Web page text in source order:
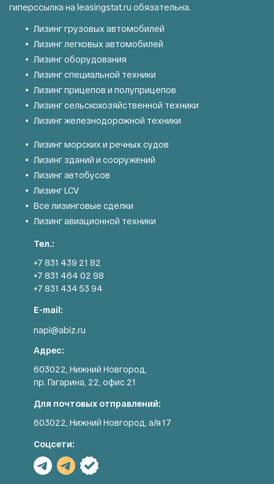
гиперссылка на leasingstat.ru обязательна.
Лизинг грузовых автомобилей
Лизинг легковых автомобилей
Лизинг оборудования
Лизинг специальной техники
Лизинг прицепов и полуприцепов
Лизинг сельскохозяйственной техники
Лизинг железнодорожной техники
Лизинг морских и речных судов
Лизинг зданий и сооружений
Лизинг автобусов
Лизинг LCV
Все лизинговые сделки
Лизинг авиационной техники
Тел.:
+7 831 439 21 82
+7 831 464 02 98
+7 831 434 53 94
E-mail:
napi@abiz.ru
Адрес:
603022, Нижний Новгород,
пр. Гагарина, 22, офис 21
Для почтовых отправлений:
603022, Нижний Новгород, а/я 17
Соцсети: